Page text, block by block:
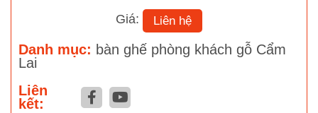
Giá:
Liên hệ
Danh mục: bàn ghế phòng khách gỗ Cẩm
Lai
Liên
kết: